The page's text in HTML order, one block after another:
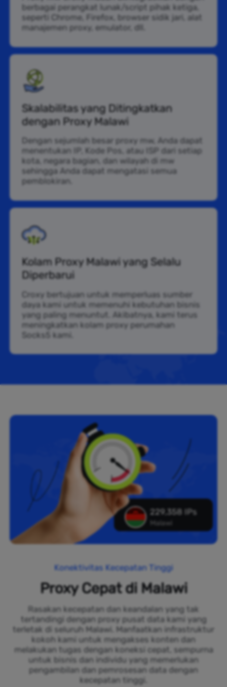
berbagai perangkat lunak/script pihak ketiga,
seperti Chrome, Firefox, browser sidik jari, alat
manajemen proxy, emulator, dll.
Skalabilitas yang Ditingkatkan
dengan Proxy Malawi
Dengan sejumlah besar proxy mw, Anda dapat
menentukan IP, Kode Pos, atau ISP dari setiap
kota, negara bagian, dan wilayah di mw
sehingga Anda dapat mengatasi semua
pemblokiran.
Kolam Proxy Malawi yang Selalu
Diperbarui
Croxy bertujuan untuk memperluas sumber
daya kami untuk memenuhi kebutuhan bisnis
yang paling menuntut. Akibatnya, kami terus
meningkatkan kolam proxy perumahan
Socks5 kami.
229,358 IPs
Malawi
Konektivitas Kecepatan Tinggi
Proxy Cepat di Malawi
Rasakan kecepatan dan keandalan yang tak
tertandingi dengan proxy pusat data kami yang
terletak di seluruh Malawi. Manfaatkan infrastruktur
kokoh kami untuk mengakses konten dan
melakukan tugas dengan koneksi cepat, sempurna
untuk bisnis dan individu yang memerlukan
pengambilan dan pemrosesan data dengan
kecepatan tinggi.